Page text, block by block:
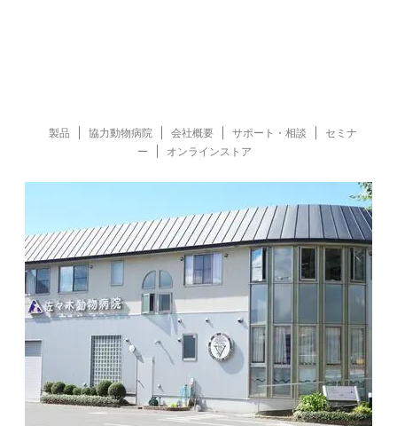
製品 協力動物病院 会社概要 サポート・相談
セミナ
ー
オンラインストア